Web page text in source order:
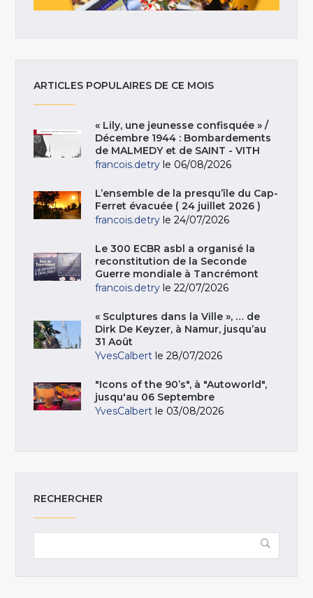
ARTICLES POPULAIRES DE CE MOIS
« Lily, une jeunesse confisquée » /
Décembre 1944 : Bombardements
de MALMEDY et de SAINT - VITH
francois.detry le 06/08/2026
L’ensemble de la presqu’île du Cap-
Ferret évacuée ( 24 juillet 2026 )
francois.detry le 24/07/2026
Le 300 ECBR asbl a organisé la
reconstitution de la Seconde
Guerre mondiale à Tancrémont
francois.detry le 22/07/2026
« Sculptures dans la Ville », … de
Dirk De Keyzer, à Namur, jusqu’au
31 Août
YvesCalbert le 28/07/2026
"Icons of the 90’s", à "Autoworld",
jusqu'au 06 Septembre
YvesCalbert le 03/08/2026
RECHERCHER